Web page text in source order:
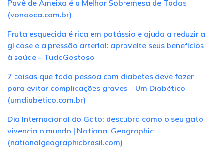
Pavê de Ameixa é a Melhor Sobremesa de Todas
(vonaoca.com.br)
Fruta esquecida é rica em potássio e ajuda a reduzir a
glicose e a pressão arterial: aproveite seus benefícios
à saúde – TudoGostoso
7 coisas que toda pessoa com diabetes deve fazer
para evitar complicações graves – Um Diabético
(umdiabetico.com.br)
Dia Internacional do Gato: descubra como o seu gato
vivencia o mundo | National Geographic
(nationalgeographicbrasil.com)